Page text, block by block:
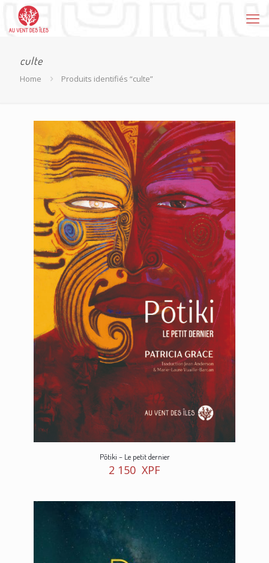
culte
Home Produits identifiés “culte”
Pōtiki – Le petit dernier
2 150 XPF